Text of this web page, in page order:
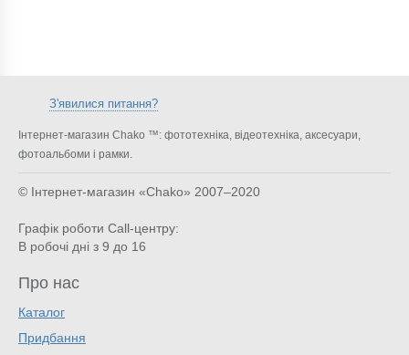
З'явилися питання?
Інтернет-магазин Chako ™: фототехніка, відеотехніка, аксесуари,
фотоальбоми і рамки.
© Інтернет-магазин «Chako» 2007–2020
Графік роботи Call-центру:
В робочі дні з 9 до 16
Про нас
Каталог
Придбання